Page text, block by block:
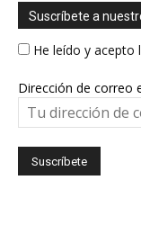
Suscríbete a
He leído y acepto
Dirección de correo